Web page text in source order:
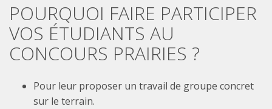
POURQUOI FAIRE PARTICIPER
VOS ÉTUDIANTS AU
CONCOURS PRAIRIES ?
Pour leur proposer un travail de groupe concret
sur le terrain.